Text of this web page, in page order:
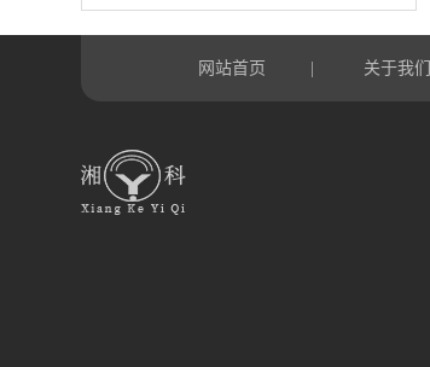
网站首页 关于我们